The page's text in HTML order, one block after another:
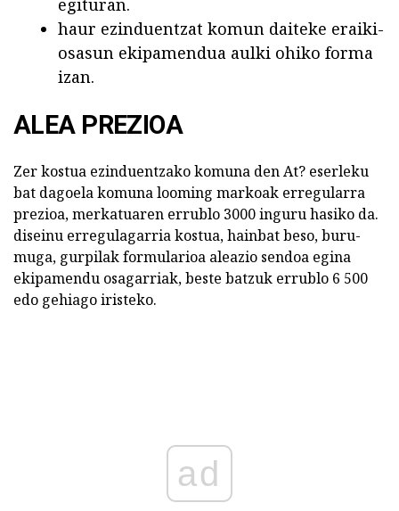
egituran.
haur ezinduentzat komun daiteke eraiki-
osasun ekipamendua aulki ohiko forma
izan.
ALEA PREZIOA
Zer kostua ezinduentzako komuna den At? eserleku
bat dagoela komuna looming markoak erregularra
prezioa, merkatuaren errublo 3000 inguru hasiko da.
diseinu erregulagarria kostua, hainbat beso, buru-
muga, gurpilak formularioa aleazio sendoa egina
ekipamendu osagarriak, beste batzuk errublo 6 500
edo gehiago iristeko.
ad